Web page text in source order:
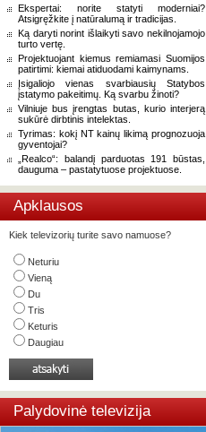
Ekspertai: norite statyti moderniai?
Atsigręžkite į natūralumą ir tradicijas.
Ką daryti norint išlaikyti savo nekilnojamojo
turto vertę.
Projektuojant kiemus remiamasi Suomijos
patirtimi: kiemai atiduodami kaimynams.
Įsigaliojo vienas svarbiausių Statybos
įstatymo pakeitimų. Ką svarbu žinoti?
Vilniuje bus įrengtas butas, kurio interjerą
sukūrė dirbtinis intelektas.
Tyrimas: kokį NT kainų likimą prognozuoja
gyventojai?
„Realco“: balandį parduotas 191 būstas,
dauguma – pastatytuose projektuose.
Apklausos
Kiek televizorių turite savo namuose?
Neturiu
Vieną
Du
Tris
Keturis
Daugiau
Palydovinė televizija